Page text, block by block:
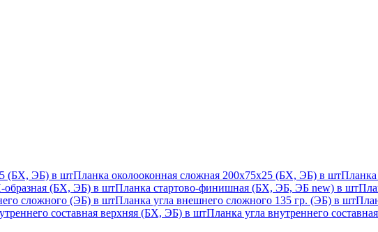
(БХ, ЭБ) в штПланка околооконная сложная 200х75х25 (БХ, ЭБ) в шт
образная (БХ, ЭБ) в штПланка стартово-финишная (БХ, ЭБ, ЭБ new) в шт
сложного (ЭБ) в штПланка угла внешнего сложного 135 гр. (ЭБ) в шт
составная верхняя (БХ, ЭБ) в штПланка угла внутреннего